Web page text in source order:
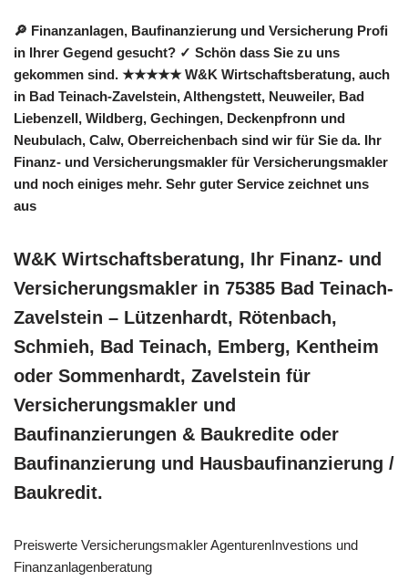
🔎 Finanzanlagen, Baufinanzierung und Versicherung Profi
in Ihrer Gegend gesucht? ✓ Schön dass Sie zu uns
gekommen sind. ★★★★★ W&K Wirtschaftsberatung, auch
in Bad Teinach-Zavelstein, Althengstett, Neuweiler, Bad
Liebenzell, Wildberg, Gechingen, Deckenpfronn und
Neubulach, Calw, Oberreichenbach sind wir für Sie da. Ihr
Finanz- und Versicherungsmakler für Versicherungsmakler
und noch einiges mehr. Sehr guter Service zeichnet uns
aus
W&K Wirtschaftsberatung, Ihr Finanz- und
Versicherungsmakler in 75385 Bad Teinach-
Zavelstein – Lützenhardt, Rötenbach,
Schmieh, Bad Teinach, Emberg, Kentheim
oder Sommenhardt, Zavelstein für
Versicherungsmakler und
Baufinanzierungen & Baukredite oder
Baufinanzierung und Hausbaufinanzierung /
Baukredit.
Preiswerte Versicherungsmakler AgenturenInvestions und
Finanzanlagenberatung